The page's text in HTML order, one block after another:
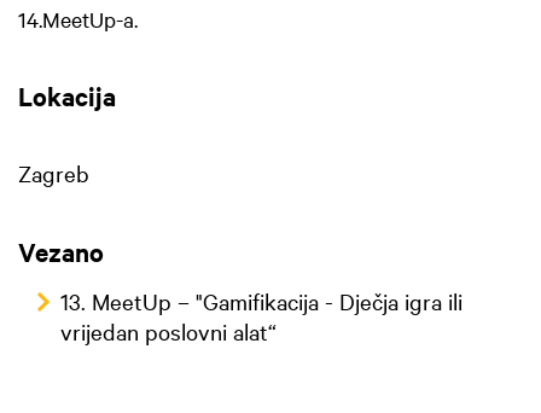
14.MeetUp-a.
Lokacija
Zagreb
Vezano
13. MeetUp – "Gamifikacija - Dječja igra ili
vrijedan poslovni alat“